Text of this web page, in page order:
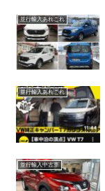
並行輸入あれこれ
並行輸入あれこれ
並行輸入中古車